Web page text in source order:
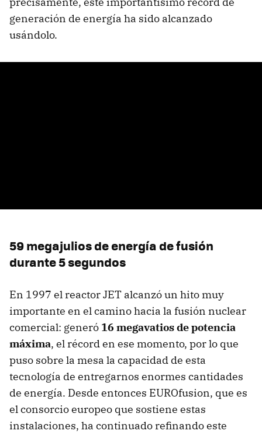
generación de energía ha sido alcanzado
usándolo.
59 megajulios de energía de fusión
durante 5 segundos
En 1997 el reactor JET alcanzó un hito muy
importante en el camino hacia la fusión nuclear
comercial: generó 16 megavatios de potencia
máxima, el récord en ese momento, por lo que
puso sobre la mesa la capacidad de esta
tecnología de entregarnos enormes cantidades
de energía. Desde entonces EUROfusion, que es
el consorcio europeo que sostiene estas
instalaciones, ha continuado refinando este